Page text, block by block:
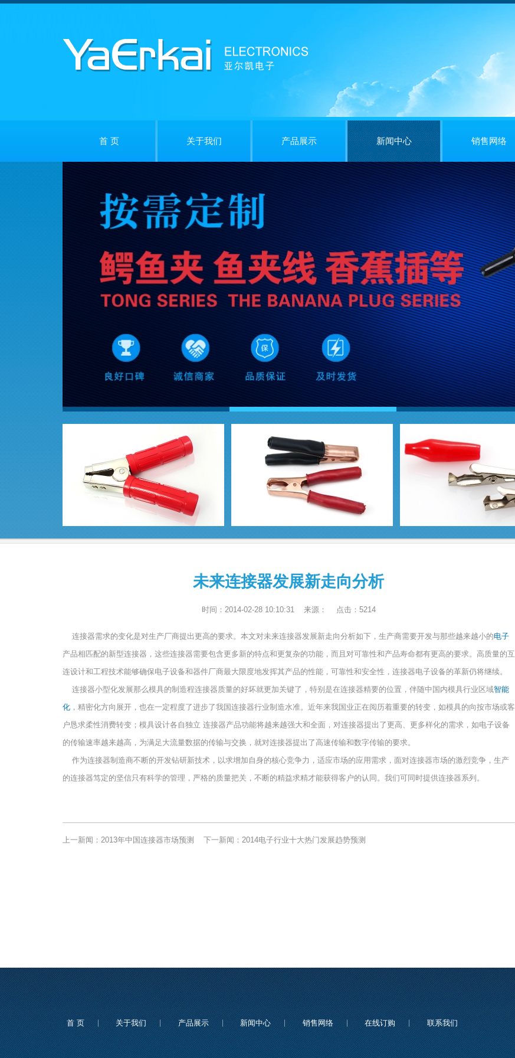
首 页 关于我们 产品展示 新闻中心 销售网络
未来连接器发展新走向分析
时间：2014-02-28 10:10:31 来源： 点击：5214
连接器需求的变化是对生产厂商提出更高的要求。本文对未来连接器发展新走向分析如下，生产商需要开发与那些越来越小的电子
产品相匹配的新型连接器，这些连接器需要包含更多新的特点和更复杂的功能，而且对可靠性和产品寿命都有更高的要求。高质量的互
连设计和工程技术能够确保电子设备和器件厂商最大限度地发挥其产品的性能，可靠性和安全性，连接器电子设备的革新仍将继续。
连接器小型化发展那么模具的制造程连接器质量的好坏就更加关键了，特别是在连接器精要的位置，伴随中国内模具行业区域智能
化，精密化方向展开，也在一定程度了进步了我国连接器行业制造水准。近年来我国业正在阅历着重要的转变，如模具的向按市场或客
户恳求柔性消费转变；模具设计各自独立 连接器产品功能将越来越强大和全面，对连接器提出了更高、更多样化的需求，如电子设备
的传输速率越来越高，为满足大流量数据的传输与交换，就对连接器提出了高速传输和数字传输的要求。
作为连接器制造商不断的开发钻研新技术，以求增加自身的核心竞争力，适应市场的应用需求，面对连接器市场的激烈竞争，生产
的连接器笃定的坚信只有科学的管理，严格的质量把关，不断的精益求精才能获得客户的认同。我们可同时提供连接器系列。
上一新闻： 2013年中国连接器市场预测 下一新闻： 2014电子行业十大热门发展趋势预测
首 页 关于我们 产品展示 新闻中心 销售网络 在线订购 联系我们